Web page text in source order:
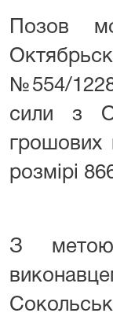
Позов
№554/
сили з
грошових
розмірі
З метою